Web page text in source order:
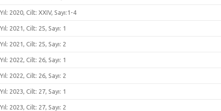
Yıl: 2020, Cilt: XXIV, Sayı:1-4
Yıl: 2021, Cilt: 25, Sayı: 1
Yıl: 2021, Cilt: 25, Sayı: 2
Yıl: 2022, Cilt: 26, Sayı: 1
Yıl: 2022, Cilt: 26, Sayı: 2
Yıl: 2023, Cilt: 27, Sayı: 1
Yıl: 2023, Cilt: 27, Sayı: 2